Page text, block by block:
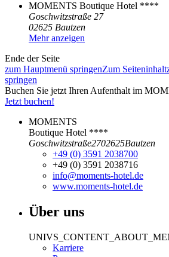
MOMENTS Boutique Hotel ****
Goschwitzstraße 27
02625 Bautzen
Mehr anzeigen
Ende der Seite
zum Hauptmenü springenZum Seiteninhalt
springen
Buchen Sie jetzt Ihren Aufenthalt im
Jetzt buchen!
MOMENTS
Boutique Hotel ****
Goschwitzstraße2702625Bautzen
+49 (0) 3591 2038700
+49 (0) 3591 2038716
info@moments-hotel.de
www.moments-hotel.de
Über uns
Karriere